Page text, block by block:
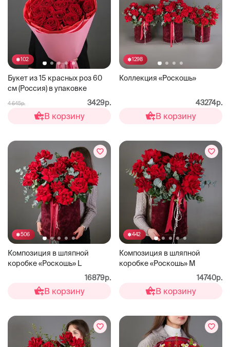
102
Букет из 15 красных роз 60
см (Россия) в упаковке
4 645р. 3429р.
В корзину
1298
Коллекция «Роскошь»
43274р.
В корзину
506
Композиция в шляпной
коробке «Роскошь» L
16879р.
В корзину
442
Композиция в шляпной
коробке «Роскошь» М
14740р.
В корзину